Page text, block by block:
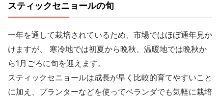
スティックセニョールの旬
一年を通して栽培されているため、市場ではほぼ通年見か
けますが、 寒冷地では初夏から晩秋、温暖地では晩秋か
ら1月ごろに旬を迎えます。
スティックセニョールは成長が早く比較的育てやすいこと
に加え、プランターなどを使ってベランダでも気軽に栽培